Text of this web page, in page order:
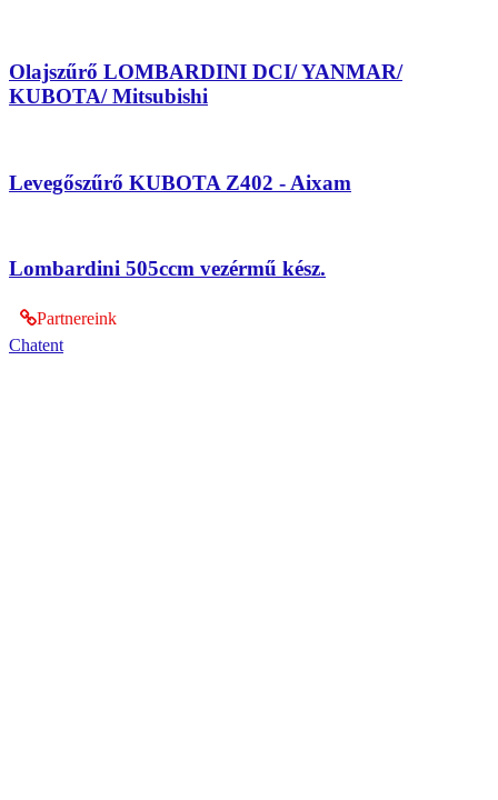
Olajszűrő LOMBARDINI DCI/ YANMAR/
KUBOTA/ Mitsubishi
Levegőszűrő KUBOTA Z402 - Aixam
Lombardini 505ccm vezérmű kész.
Partnereink
Chatent